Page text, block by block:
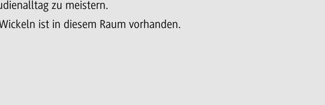
zu meistern.
ist in diesem Raum vorhanden.